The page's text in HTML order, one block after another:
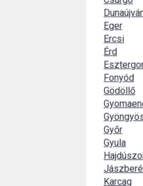
Eger
Ercsi
Érd
Fonyód
Gödöllő
Győr
Gyula
Karcag